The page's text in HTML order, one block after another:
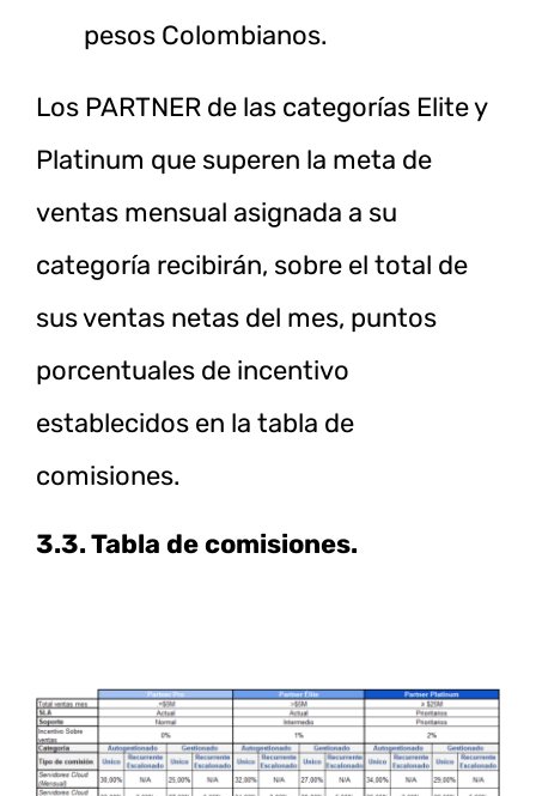
pesos Colombianos.
Los PARTNER de las categorías Elite y
Platinum que superen la meta de
ventas mensual asignada a su
categoría recibirán, sobre el total de
sus ventas netas del mes, puntos
porcentuales de incentivo
establecidos en la tabla de
comisiones.
3.3. Tabla de comisiones.